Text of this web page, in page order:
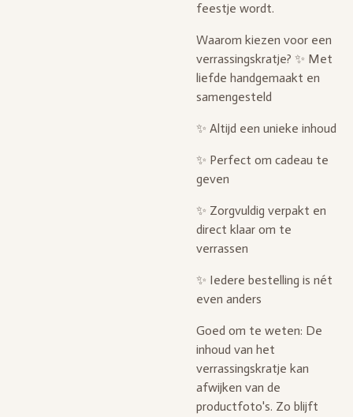
feestje wordt.
Waarom kiezen voor een
verrassingskratje? ✨ Met
liefde handgemaakt en
samengesteld
✨ Altijd een unieke inhoud
✨ Perfect om cadeau te
geven
✨ Zorgvuldig verpakt en
direct klaar om te
verrassen
✨ Iedere bestelling is nét
even anders
Goed om te weten: De
inhoud van het
verrassingskratje kan
afwijken van de
productfoto's. Zo blijft